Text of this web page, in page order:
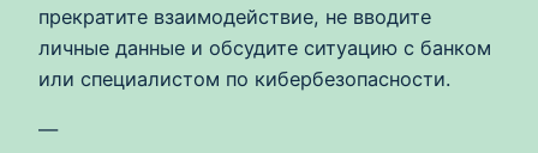
прекратите взаимодействие, не вводите
личные данные и обсудите ситуацию с банком
или специалистом по кибербезопасности.
—